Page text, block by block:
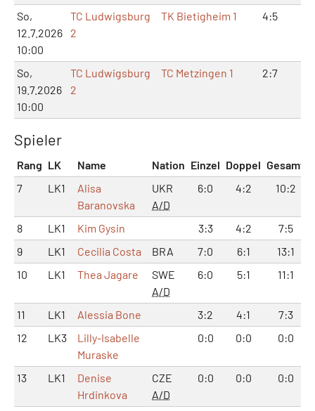
So,
12.7.2026
10:00
TC Ludwigsburg
2
TK Bietigheim 1 4:5
So,
19.7.2026
10:00
TC Ludwigsburg
2
TC Metzingen 1 2:7
Spieler
Rang LK Name Nation Einzel Doppel Gesamt
7
LK1
Alisa
Baranovska
UKR
A/D
6:0 4:2 10:2
8 LK1 Kim Gysin 3:3 4:2
7:5
9
LK1 Cecilia Costa BRA 7:0 6:1
13:1
10
LK1 Thea Jagare
SWE
A/D
6:0 5:1 11:1
11 LK1 Alessia Bone 3:2 4:1
7:3
12
LK3
Lilly-Isabelle
Muraske
0:0 0:0 0:0
13 LK1
Denise
Hrdinkova
CZE
A/D
0:0 0:0 0:0